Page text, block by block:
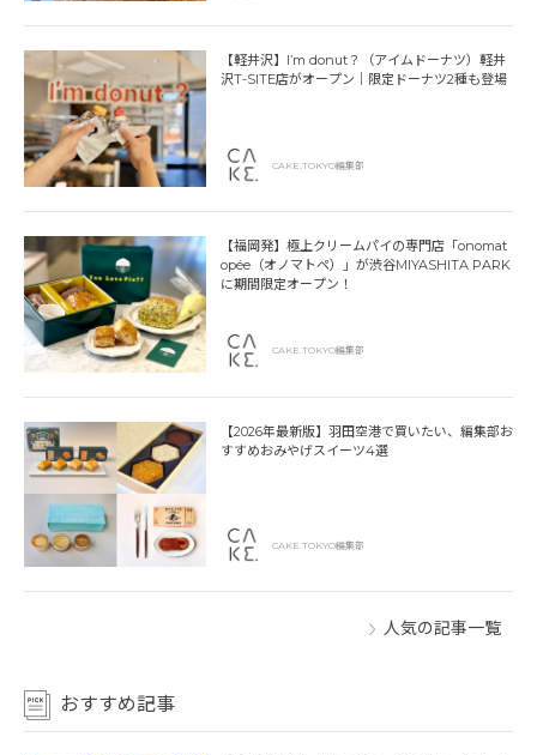
【軽井沢】I’m donut？（アイムドーナツ）軽井
沢T-SITE店がオープン｜限定ドーナツ2種も登場
CAKE.TOKYO編集部
【福岡発】極上クリームパイの専門店「onomat
opée（オノマトペ）」が渋谷MIYASHITA PARK
に期間限定オープン！
CAKE.TOKYO編集部
【2026年最新版】羽田空港で買いたい、編集部お
すすめおみやげスイーツ4選
CAKE.TOKYO編集部
人気の記事一覧
おすすめ記事